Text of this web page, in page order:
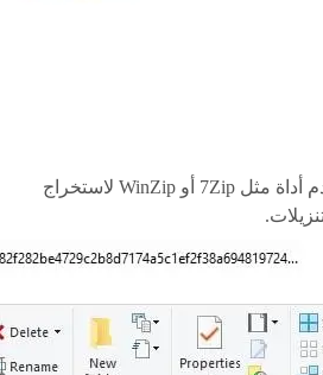
إذا لزم الأمر ، استخدم أداة مثل 7Zip أو WinZip لاستخراج